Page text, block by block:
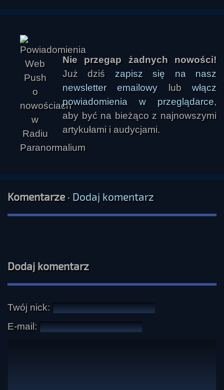
Nie przegap żadnych nowości!
Już dziś zapisz się na nasz
newsletter emailowy lubwłącz
powiadomienia w przeglądarce,
aby być na bieżąco z najnowszymi
artykułami i audycjami.
Komentarze· Dodaj komentarz
Dodaj komentarz
Twój nick:
E-mail: